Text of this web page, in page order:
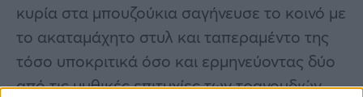
κυρία στα μπουζούκια σαγήνευσε το κοινό με
το ακαταμάχητο στυλ και ταπεραμέντο της
τόσο υποκριτικά όσο και ερμηνεύοντας δύο
από τις μυθικές επιτυχίες των τραγουδιών